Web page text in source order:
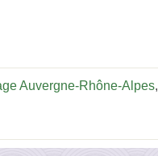
Auvergne-Rhône-Alpes,